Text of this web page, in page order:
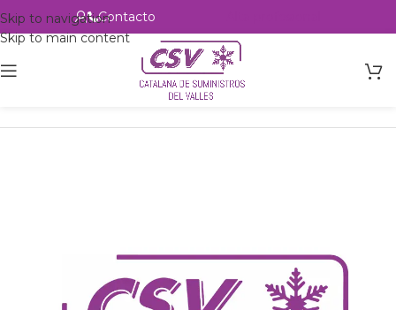
Skip to navigation
Skip to main content
Contacto
Intercambio